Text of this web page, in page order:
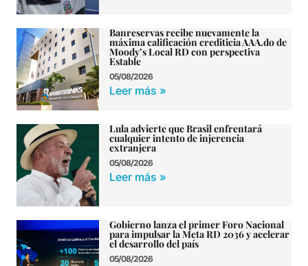
Banreservas recibe nuevamente la
máxima calificación crediticia AAA.do de
Moody’s Local RD con perspectiva
Estable
05/08/2026
Leer más »
Lula advierte que Brasil enfrentará
cualquier intento de injerencia
extranjera
05/08/2026
Leer más »
Gobierno lanza el primer Foro Nacional
para impulsar la Meta RD 2036 y acelerar
el desarrollo del país
05/08/2026